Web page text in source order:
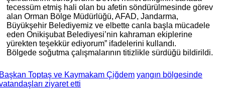
tecessüm etmiş hali olan bu afetin söndürülmesinde görev
alan Orman Bölge Müdürlüğü, AFAD, Jandarma,
Büyükşehir Belediyemiz ve elbette canla başla mücadele
eden Onikişubat Belediyesi’nin kahraman ekiplerine
yürekten teşekkür ediyorum” ifadelerini kullandı.
Bölgede soğutma çalışmalarının titizlikle sürdüğü bildirildi.
Toptaş ve Kaymakam Çiğdem yangın bölgesinde
ziyaret etti